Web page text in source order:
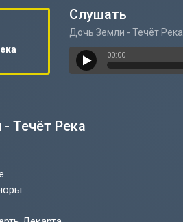
Слушать
Дочь Земли - Течёт Река
00:00
Течёт Река